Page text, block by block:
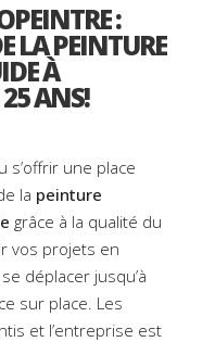
:
LA PEINTURE
À
ANS!
s’offrir une place
la peinture
grâce à la qualité du
vos projets en
déplacer jusqu’à
sur place. Les
et l’entreprise est